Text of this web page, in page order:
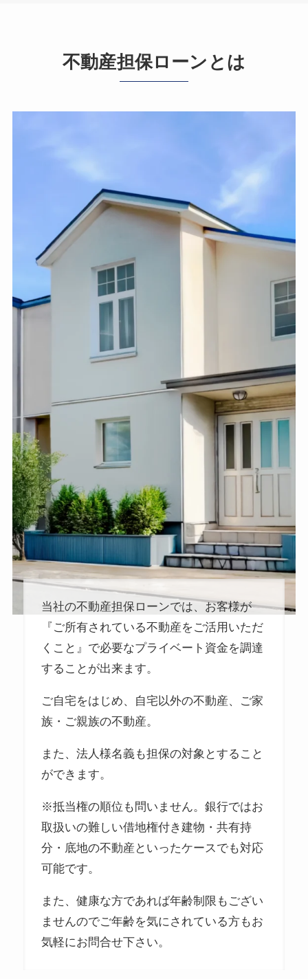
不動産担保ローンとは
当社の不動産担保ローンでは、お客様が
『ご所有されている不動産をご活用いただ
くこと』で必要なプライベート資金を調達
することが出来ます。
ご自宅をはじめ、自宅以外の不動産、ご家
族・ご親族の不動産。
また、法人様名義も担保の対象とすること
ができます。
※抵当権の順位も問いません。銀行ではお
取扱いの難しい借地権付き建物・共有持
分・底地の不動産といったケースでも対応
可能です。
また、健康な方であれば年齢制限もござい
ませんのでご年齢を気にされている方もお
気軽にお問合せ下さい。